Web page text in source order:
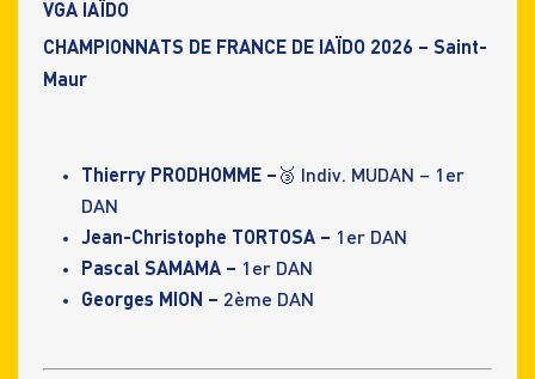
VGA IAÏDO
CHAMPIONNATS DE FRANCE DE IAÏDO 2026 – Saint-
Maur
Thierry PRODHOMME – 🥉 Indiv. MUDAN – 1er
DAN
Jean-Christophe TORTOSA – 1er DAN
Pascal SAMAMA – 1er DAN
Georges MION – 2ème DAN